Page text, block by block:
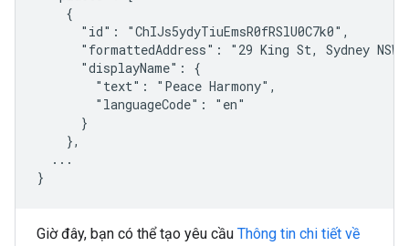
    {
      "id": "ChIJs5ydyTiuEmsR0fRSlU0C7k0",
"formattedAddress": "29 King St, Sydney NSW
      "displayName": {
        "text": "Peace Harmony",
        "languageCode": "en"
      }
    },
  ...
}
Giờ đây, bạn có thể tạo yêu cầu Thông tin chi tiết về